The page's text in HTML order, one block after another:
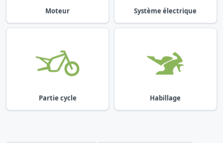
Moteur Système électrique
Partie cycle Habillage